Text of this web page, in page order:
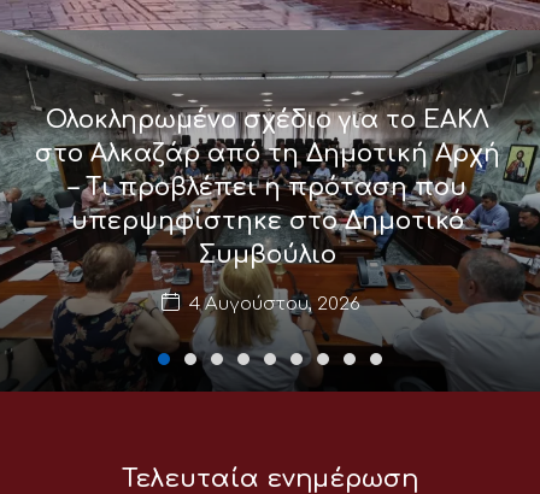
Ολοκληρωμένο σχέδιο για το ΕΑΚΛ
στο Αλκαζάρ από τη Δημοτική Αρχή
– Τι προβλέπει η πρόταση που
υπερψηφίστηκε στο Δημοτικό
Συμβούλιο
4 Αυγούστου, 2026
Τελευταία ενημέρωση